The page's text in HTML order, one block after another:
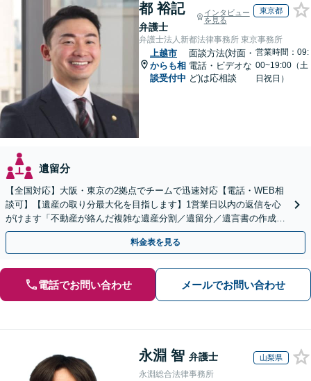
都 裕記
弁護士
インタビュー
を見る
東京都
弁護士法人新都法律事務所 東京事務所
上越市
からも相
談受付中
面談方法(対面・
電話・ビデオな
ど)は応相談
営業時間：09:
00~19:00（土
日祝日）
遺留分
【全国対応】大阪・東京の2拠点でチームで迅速対応【電話・WEB相
談可】【遺産の取り分最大化を目指します】1営業日以内の返信を心
がけます「不動産が絡んだ複雑な遺産分割／遺留分／遺言書の作成・
執行／事業承継など、お任せください」【休日相談あり】
料金表を見る
電話でお問い合わせ メールでお問い合わせ
永淵 智 弁護士 山梨県
永淵総合法律事務所